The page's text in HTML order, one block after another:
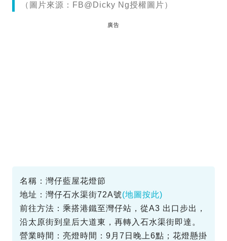
（圖片來源：FB@Dicky Ng授權圖片）
廣告
名稱：灣仔藍屋花燈節
地址：灣仔石水渠街72A號(地圖按此)
前往方法：乘搭港鐵至灣仔站，從A3 出口步出，
沿太原街到皇后大道東，再轉入石水渠街即達。
營業時間：亮燈時間：9月7日晚上6點；花燈懸掛